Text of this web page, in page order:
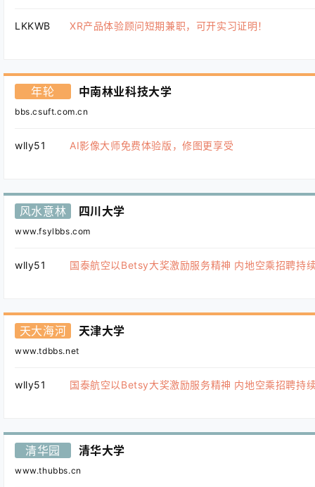
LKKWB XR产品体验顾问短期兼职，可开实习证明！
年轮 中南林业科技大学
bbs.csuft.com.cn
wlly51 AI影像大师免费体验版，修图更享受
风水意林 四川大学
www.fsylbbs.com
wlly51 国泰航空以Betsy大奖激励服务精神 内地空乘招聘持
天大海河 天津大学
www.tdbbs.net
wlly51 国泰航空以Betsy大奖激励服务精神 内地空乘招聘持
清华园 清华大学
www.thubbs.cn